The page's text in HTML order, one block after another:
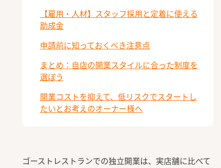
【雇用・人材】スタッフ採用と定着に使える
助成金
申請前に知っておくべき注意点
まとめ：自店の開業スタイルに合った制度を
選ぼう
開業コストを抑えて、低リスクでスタートし
たいとお考えのオーナー様へ
ゴーストレストランでの独立開業は、実店舗に比べて